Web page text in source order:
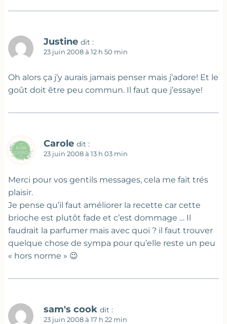
Justine dit :
23 juin 2008 à 12 h 50 min
Oh alors ça j’y aurais jamais penser mais j’adore! Et le
goût doit être peu commun. Il faut que j’essaye!
Carole dit :
23 juin 2008 à 13 h 03 min
Merci pour vos gentils messages, cela me fait trés
plaisir.
Je pense qu’il faut améliorer la recette car cette
brioche est plutôt fade et c’est dommage … Il
faudrait la parfumer mais avec quoi ? il faut trouver
quelque chose de sympa pour qu’elle reste un peu
« hors norme » 😉
sam's cook dit :
23 juin 2008 à 17 h 22 min